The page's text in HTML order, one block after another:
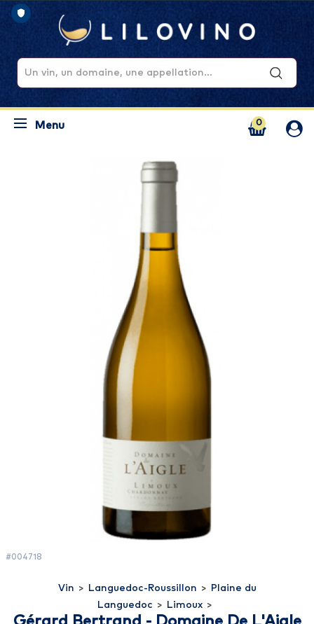
0
Menu
#004718
Vin > Languedoc-Roussillon >
Plaine du
Languedoc > Limoux >